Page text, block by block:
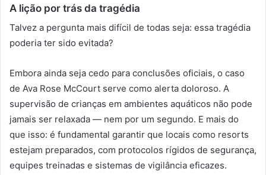
A lição por trás da tragédia
Talvez a pergunta mais difícil de todas seja: essa tragédia
poderia ter sido evitada?
Embora ainda seja cedo para conclusões oficiais, o caso
de Ava Rose McCourt serve como alerta doloroso. A
supervisão de crianças em ambientes aquáticos não pode
jamais ser relaxada — nem por um segundo. E mais do
que isso: é fundamental garantir que locais como resorts
estejam preparados, com protocolos rígidos de segurança,
equipes treinadas e sistemas de vigilância eficazes.